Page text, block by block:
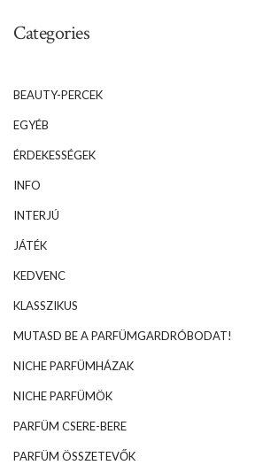
Categories
BEAUTY-PERCEK
EGYÉB
ÉRDEKESSÉGEK
INFO
INTERJÚ
JÁTÉK
KEDVENC
KLASSZIKUS
MUTASD BE A PARFÜMGARDRÓBODAT!
NICHE PARFÜMHÁZAK
NICHE PARFÜMÖK
PARFÜM CSERE-BERE
PARFÜM ÖSSZETEVŐK